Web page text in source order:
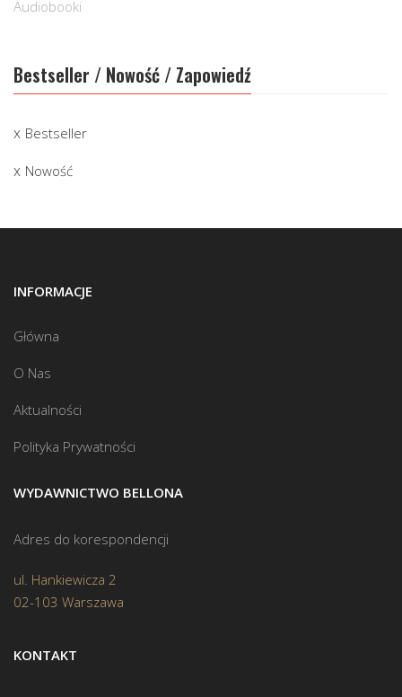
Audiobooki
Bestseller / Nowość / Zapowiedź
Bestseller
Nowość
INFORMACJE
Główna
O Nas
Aktualności
Polityka Prywatności
WYDAWNICTWO BELLONA
Adres do korespondencji
ul. Hankiewicza 2
02-103 Warszawa
KONTAKT